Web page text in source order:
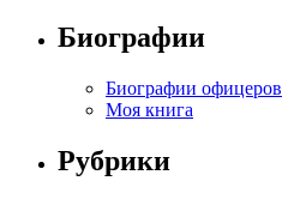
Биографии
Биографии офицеров
Моя книга
Рубрики